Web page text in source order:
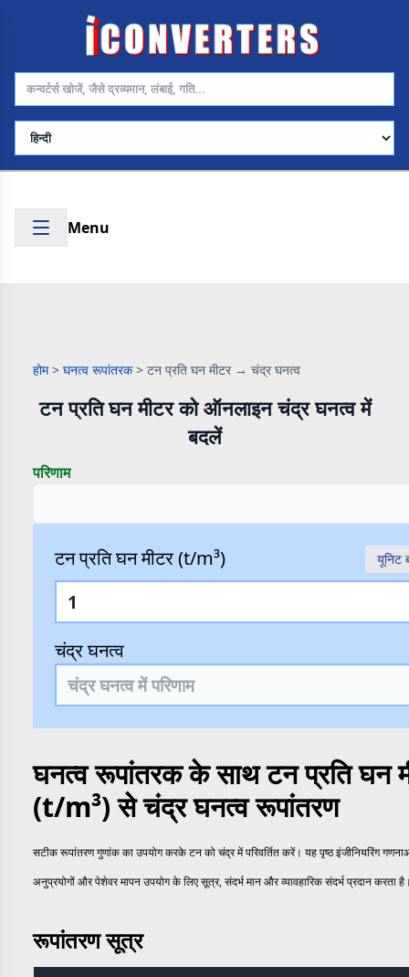
भाषा चुनें
Menu
होम > घनत्व रूपांतरक > टन प्रति घन मीटर → चंद्र घनत्व
टन प्रति घन मीटर को ऑनलाइन चंद्र घनत्व में
बदलें
परिणाम
टन प्रति घन मीटर (t/m³) यूनिट
चंद्र घनत्व
घनत्व रूपांतरक के साथ टन प्रति घन
(t/m³) से चंद्र घनत्व रूपांतरण
सटीक रूपांतरण गुणांक का उपयोग करके टन को चंद्र में परिवर्तित करें। यह पृष्ठ इंजीनियरिंग
अनुप्रयोगों और पेशेवर मापन उपयोग के लिए सूत्र, संदर्भ मान और व्यावहारिक संदर्भ प्रदान करता
रूपांतरण सूत्र